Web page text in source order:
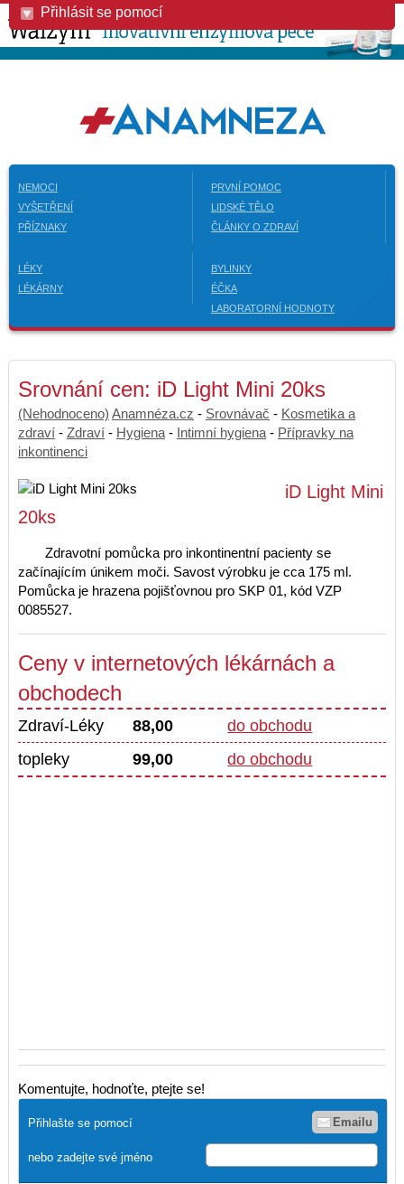
Přihlásit se pomocí
NEMOCI
VYŠETŘENÍ
PŘÍZNAKY
PRVNÍ POMOC
LIDSKÉ TĚLO
ČLÁNKY O ZDRAVÍ
LÉKY
LÉKÁRNY
BYLINKY
ÉČKA
LABORATORNÍ HODNOTY
Srovnání cen: iD Light Mini 20ks
(Nehodnoceno) Anamnéza.cz - Srovnávač - Kosmetika a
zdraví - Zdraví - Hygiena - Intimní hygiena - Přípravky na
inkontinenci
iD Light Mini
20ks
Zdravotní pomůcka pro inkontinentní pacienty se
začínajícím únikem moči. Savost výrobku je cca 175 ml.
Pomůcka je hrazena pojišťovnou pro SKP 01, kód VZP
0085527.
Ceny v internetových lékárnách a
obchodech
Zdraví-Léky 88,00
do obchodu
topleky
99,00 do obchodu
Komentujte, hodnoťte, ptejte se!
Přihlašte se pomocí Emailu
nebo zadejte své jméno